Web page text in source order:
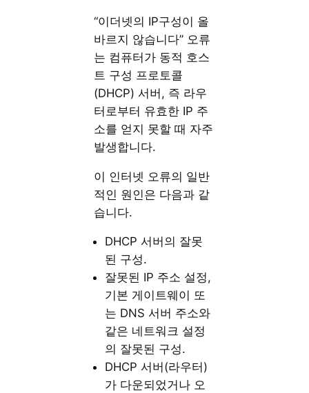
“이더넷의 IP구성이 올
바르지 않습니다” 오류
는 컴퓨터가 동적 호스
트 구성 프로토콜
(DHCP) 서버, 즉 라우
터로부터 유효한 IP 주
소를 얻지 못할 때 자주
발생합니다.
이 인터넷 오류의 일반
적인 원인은 다음과 같
습니다.
DHCP 서버의 잘못
된 구성.
잘못된 IP 주소 설정,
기본 게이트웨이 또
는 DNS 서버 주소와
같은 네트워크 설정
의 잘못된 구성.
DHCP 서버(라우터)
가 다운되었거나 오